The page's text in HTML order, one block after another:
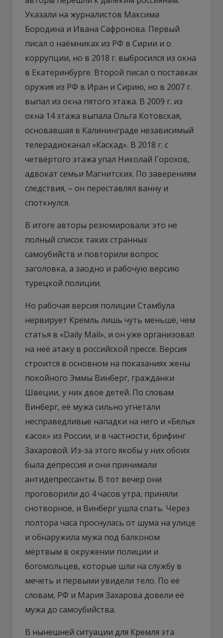
Указали на журналистов Максима
Бородина и Ивана Сафронова. Первый
писал о наёмниках из РФ в Сирии и о
коррупции, но в 2018 г. выбросился из окна
в Екатеринбурге. Второй писал о поставках
оружия из РФ в Иран и Сирию, но в 2007 г.
выпал из окна пятого этажа. В 2009 г. из
окна 14 этажа выпала Ольга Котовская,
основавшая в Калининграде независимый
телерадиоканал «Каскад». В 2018 г. с
четвёртого этажа упал Николай Горохов,
адвокат семьи Магнитских. По заверениям
следствия, – он переставлял ванну и
споткнулся.
В итоге авторы резюмировали: это не
полный список таких странных
самоубийств и повторили вопрос
заголовка, а заодно и рабочую версию
турецкой полиции.
Но рабочая версия полиции Стамбула
нервирует Кремль лишь чуть меньше, чем
статья в «Daily Mail», и он уже организовал
на неё атаку в российской прессе. Версия
строится в основном на показаниях жены
покойного Эммы Винберг, гражданки
Швеции, у них двое детей. По словам
Винберг, её мужа сильно угнетали
несправедливые нападки на него и «Белых
касок» из России, и в частности, брифинг
Захаровой. Из-за этого якобы у них обоих
была депрессия и они принимали
антидепрессанты. В тот вечер они
проговорили до 4 часов утра, приняли
снотворное, и Винберг ушла спать. Через
полтора часа проснулась от шума на улице
и обнаружила мужа под балконом
мёртвым в окружении полиции и
богомольцев, которые шли на службу в
мечеть и первыми увидели тело. По её
словам, РФ и Мария Захарова довели её
мужа до самоубийства.
В нынешней ситуации для Кремля эта